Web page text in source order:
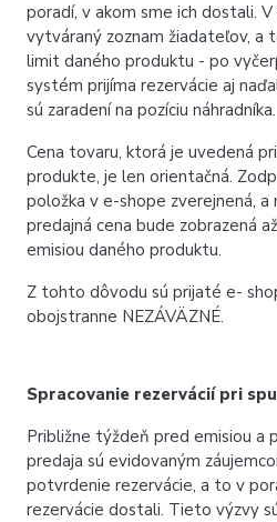
poradí, v akom sme ich dostali.
vytváraný zoznam žiadateľov, a
limit daného produktu - po
systém prijíma rezervácie aj
sú zaradení na pozíciu náhradníka.
Cena tovaru, ktorá je uvedená
produkte, je len orientačná.
položka v e-shope zverejnená, a
predajná cena bude zobrazená
emisiou daného produktu.
Z tohto dôvodu sú prijaté e-
obojstranne NEZÁVÄZNÉ.
Spracovanie rezervácií pri
Približne týždeň pred emisiou a
predaja sú evidovaným
potvrdenie rezervácie, a to v
rezervácie dostali. Tieto výzvy